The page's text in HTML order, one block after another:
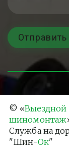
Отправить
© «Выездной
шиномонтаж
Служба на
"Шин-Ок"